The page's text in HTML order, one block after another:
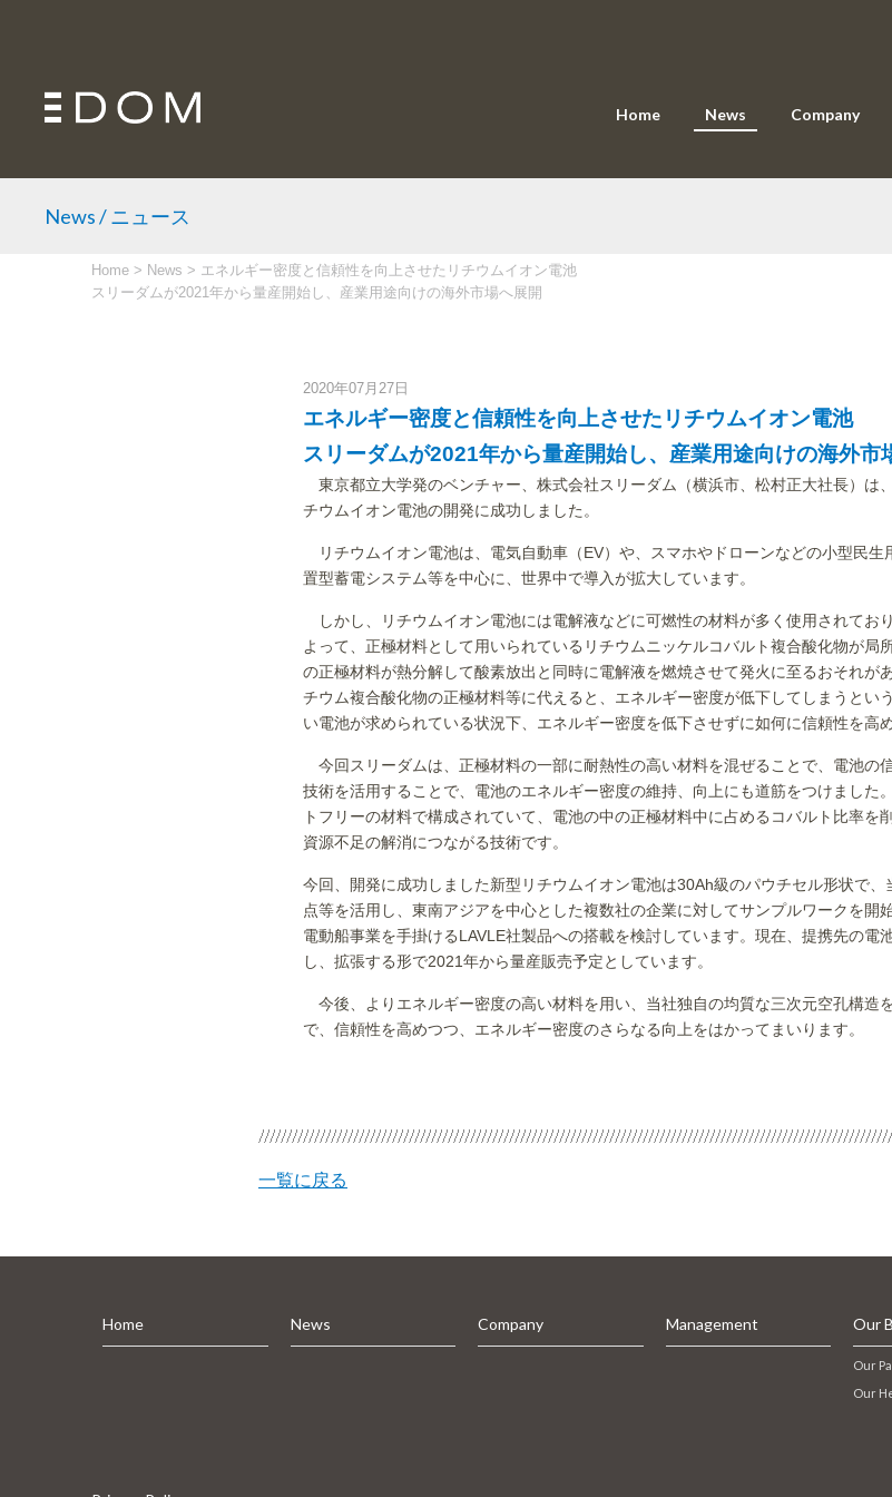
Home News Company
News / ニュース
Home > News > エネルギー密度と信頼性を向上させたリチウムイオン電池
スリーダムが2021年から量産開始し、産業用途向けの海外市場へ展開
2020年07月27日
エネルギー密度と信頼性を向上させたリチウムイオン電池
スリーダムが2021年から量産開始し、産業用途向けの海外市
東京都立大学発のベンチャー、株式会社スリーダム（横浜市、松村正大社長）は
チウムイオン電池の開発に成功しました。
リチウムイオン電池は、電気自動車（EV）や、スマホやドローンなどの小型民生
置型蓄電システム等を中心に、世界中で導入が拡大しています。
しかし、リチウムイオン電池には電解液などに可燃性の材料が多く使用されてお
よって、正極材料として用いられているリチウムニッケルコバルト複合酸化物が局
の正極材料が熱分解して酸素放出と同時に電解液を燃焼させて発火に至るおそれが
チウム複合酸化物の正極材料等に代えると、エネルギー密度が低下してしまうとい
い電池が求められている状況下、エネルギー密度を低下させずに如何に信頼性を高
今回スリーダムは、正極材料の一部に耐熱性の高い材料を混ぜることで、電池の
技術を活用することで、電池のエネルギー密度の維持、向上にも道筋をつけました
トフリーの材料で構成されていて、電池の中の正極材料中に占めるコバルト比率を
資源不足の解消につながる技術です。
今回、開発に成功しました新型リチウムイオン電池は30Ah級のパウチセル形状で
点等を活用し、東南アジアを中心とした複数社の企業に対してサンプルワークを開
電動船事業を手掛けるLAVLE社製品への搭載を検討しています。現在、提携先の電
し、拡張する形で2021年から量産販売予定としています。
今後、よりエネルギー密度の高い材料を用い、当社独自の均質な三次元空孔構造
で、信頼性を高めつつ、エネルギー密度のさらなる向上をはかってまいります。
一覧に戻る
Home News Company Management Our
Our
Our